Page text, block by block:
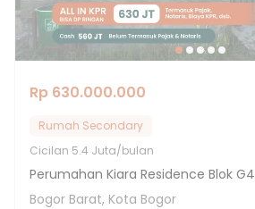
Rp 630.000.000
Rumah Secondary
Cicilan 5.4 Juta/bulan
Perumahan Kiara Residence Blok G4
Bogor Barat, Kota Bogor